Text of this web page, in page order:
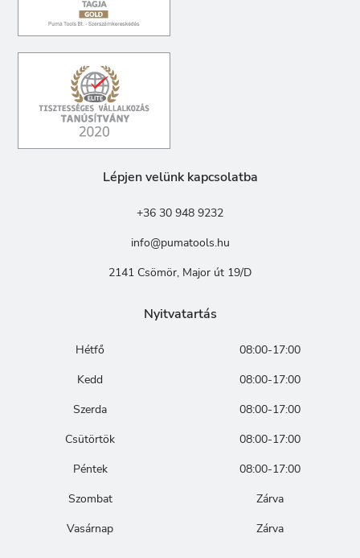
Lépjen velünk kapcsolatba
+36 30 948 9232
info@pumatools.hu
2141 Csömör, Major út 19/D
Nyitvatartás
Hétfő
08:00-17:00
Kedd
08:00-17:00
Szerda
08:00-17:00
Csütörtök
08:00-17:00
Péntek
08:00-17:00
Szombat
Zárva
Vasárnap
Zárva